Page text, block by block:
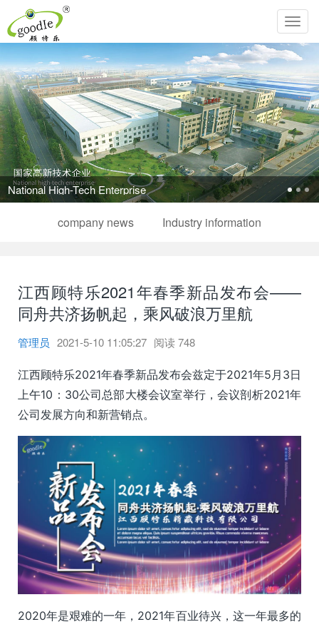
company news Industry information
江西顾特乐2021年春季新品发布会——
同舟共济扬帆起，乘风破浪万里航
管理员 2021-5-10 11:05:27 阅读748
江西顾特乐2021年春季新品发布会兹定于2021年5月3日
上午10：30公司总部大楼会议室举行，会议剖析2021年
公司发展方向和新营销点。
2020年是艰难的一年，2021年百业待兴，这一年最多的